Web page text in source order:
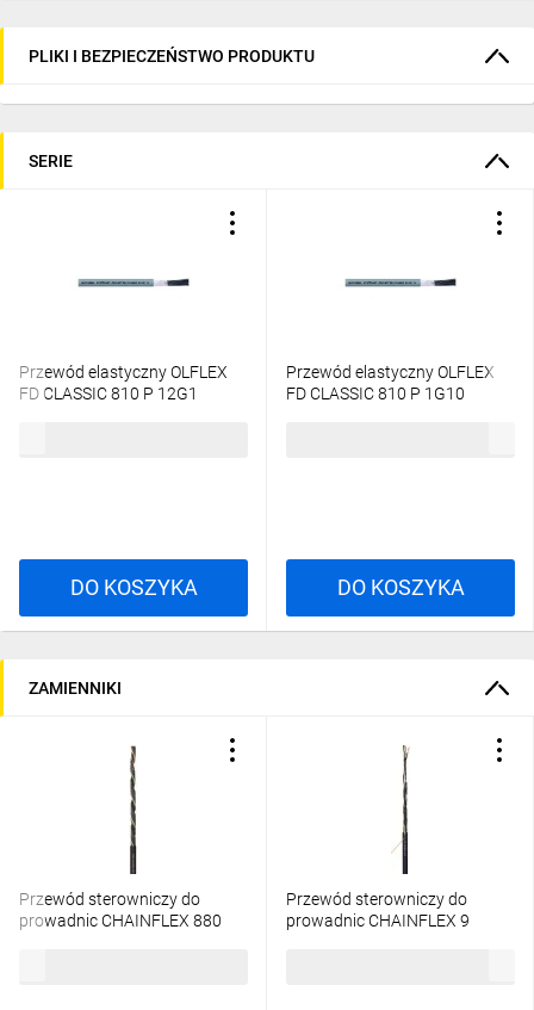
PLIKI I BEZPIECZEŃSTWO PRODUKTU
SERIE
Przewód elastyczny OLFLEX
FD CLASSIC 810 P 12G1
DO KOSZYKA
Przewód elastyczny OLFLEX
FD CLASSIC 810 P 1G10
DO KOSZYKA
ZAMIENNIKI
Przewód sterowniczy do
prowadnic CHAINFLEX 880
Przewód sterowniczy do
prowadnic CHAINFLEX 9